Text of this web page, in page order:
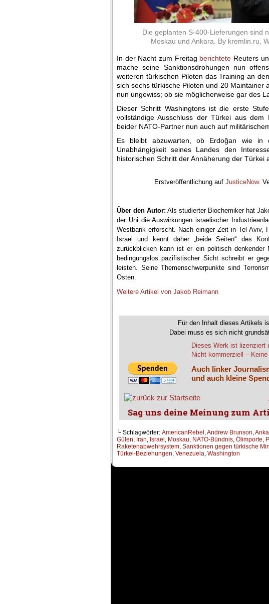
Die geplanten S-400-Lieferungen sind
Moskau und Ankara. By kremlin.ru,
In der Nacht zum Freitag berichtete Reuters
mache seine Sanktionsdrohungen nun
weiteren türkischen Piloten das Training an
sich sechs türkische Piloten und 20 Maintainer
nun ungewiss; ob sie möglicherweise gar des
Dieser Schritt Washingtons ist die erste
vollständige Ausschluss der Türkei aus
beider NATO-Partner nun auch auf
Es bleibt abzuwarten, ob Erdoğan wie in
Unabhängigkeit seines Landes den
historischen Schritt der Annäherung der Türkei
Erstveröffentlichung auf JusticeNow.
Über den Autor: Als studierter Biochemiker hat
der Uni die Auswirkungen israelischer
Westbank erforscht. Nach einiger Zeit in Tel Aviv,
Israel und kennt daher „beide Seiten“ des
zurückblicken kann ist er ein politisch denkender
bedingungslos pazifistischer Sicht schreibt er
leisten. Seine Themenschwerpunkte sind
Osten.
Weitere Artikel von Jakob Reimann
Für den Inhalt dieses Artikels
Dabei muss es sich nicht
Dieses Werk ist lizenziert
Nicht kommerziell –
Auch linker
und auch kleine
└ Schlagwörter: AmericanRebel ,Andrew Brunson,
Gülen, Iran, Israel , Moskau, NATO-Bündnis, Ölimporte,
Raketenabwehrsystem, Sanktionen gegen türkische
Türkei-Beziehungen, Venezuela, Washington